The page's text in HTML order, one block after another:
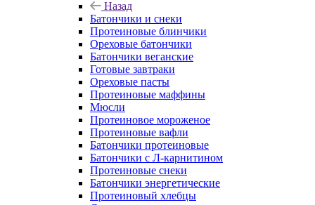
Назад
Батончики и снеки
Протеиновые блинчики
Ореховые батончики
Батончики веганские
Готовые завтраки
Ореховые пасты
Протеиновые маффины
Мюсли
Протеиновое мороженое
Протеиновые вафли
Батончики протеиновые
Батончики с Л-карнитином
Протеиновые снеки
Батончики энергетические
Протеиновый хлебцы